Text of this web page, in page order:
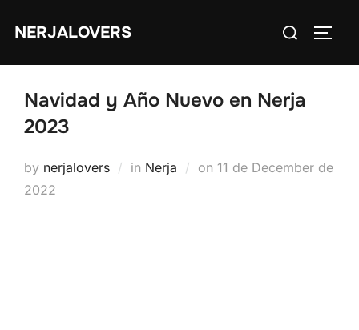
NERJALOVERS
Search
for:
Navidad y Año Nuevo en Nerja
2023
by nerjalovers in Nerja on Posted
11 de December de
2022